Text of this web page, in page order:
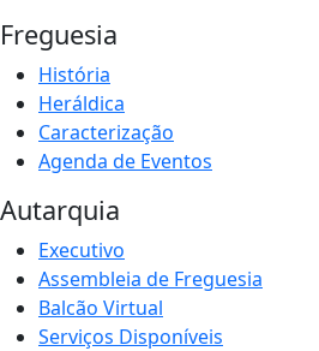
Freguesia
História
Heráldica
Caracterização
Agenda de Eventos
Autarquia
Executivo
Assembleia de Freguesia
Balcão Virtual
Serviços Disponíveis